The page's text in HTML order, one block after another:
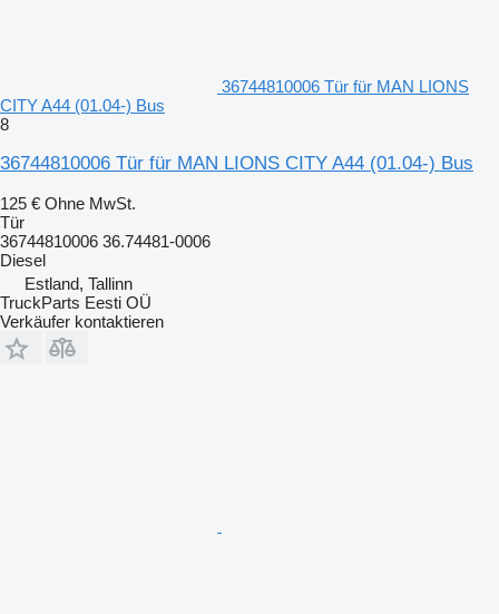
36744810006 Tür für MAN LIONS
CITY A44 (01.04-) Bus
8
36744810006 Tür für MAN LIONS CITY A44 (01.04-) Bus
125 € Ohne MwSt.
Tür
36744810006 36.74481-0006
Diesel
Estland, Tallinn
TruckParts Eesti OÜ
Verkäufer kontaktieren